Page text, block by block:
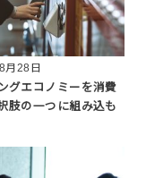
月28日
グエコノミーを消費
肢の一つに組み込も